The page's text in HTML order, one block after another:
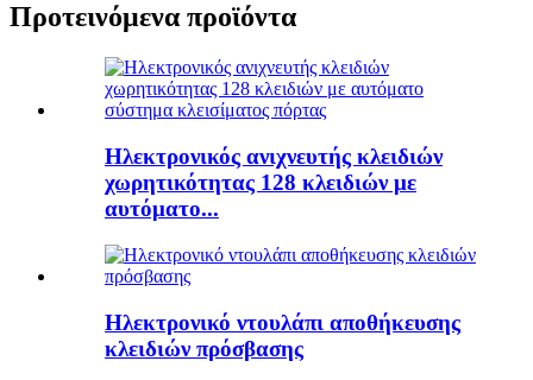
Προτεινόμενα προϊόντα
Ηλεκτρονικός ανιχνευτής κλειδιών
χωρητικότητας 128 κλειδιών με
αυτόματο...
Ηλεκτρονικό ντουλάπι αποθήκευσης
κλειδιών πρόσβασης